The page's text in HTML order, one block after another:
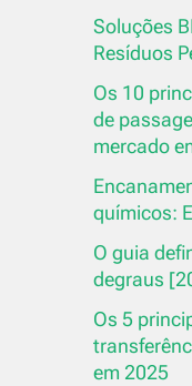
Soluções
Resíduos
Os 10
de
mercado
químicos:
O guia
degraus
Os 5
em 2025